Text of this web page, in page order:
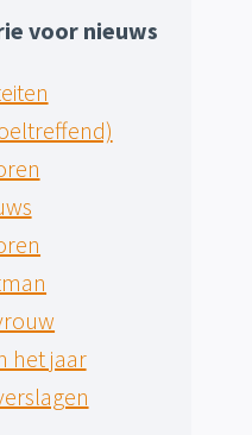
voor nieuws
het jaar